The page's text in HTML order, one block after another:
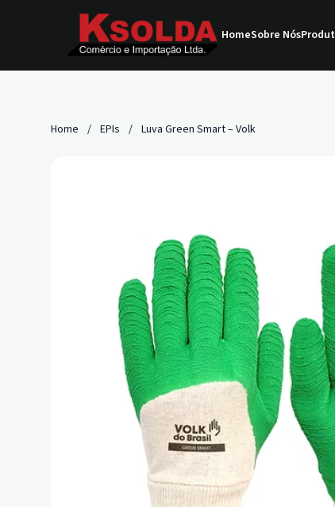
HomeSobre Nós
Home / EPIs / Luva Green Smart – Volk